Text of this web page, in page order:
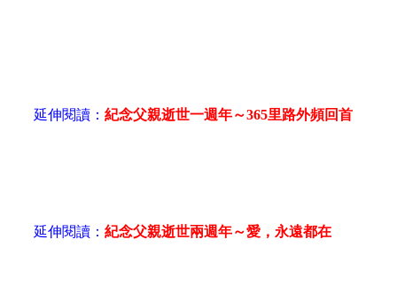
延伸閱讀： 紀念父親逝世一週年～365里路外頻回首
延伸閱讀： 紀念父親逝世兩週年～愛，永遠都在